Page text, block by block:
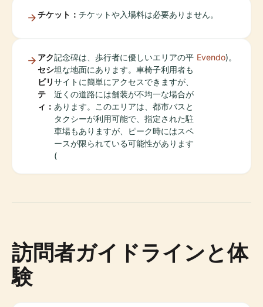
チケット： チケットや入場料は必要ありません。
アク
セシ
ビリ
テ
ィ：
記念碑は、歩行者に優しいエリアの平
坦な地面にあります。車椅子利用者も
サイトに簡単にアクセスできますが、
近くの道路には舗装が不均一な場合が
あります。このエリアは、都市バスと
タクシーが利用可能で、指定された駐
車場もありますが、ピーク時にはスペ
ースが限られている可能性があります
(
Evendo)。
訪問者ガイドラインと体
験